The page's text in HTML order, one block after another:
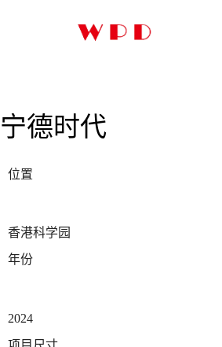
宁德时代
位置
香港科学园
年份
2024